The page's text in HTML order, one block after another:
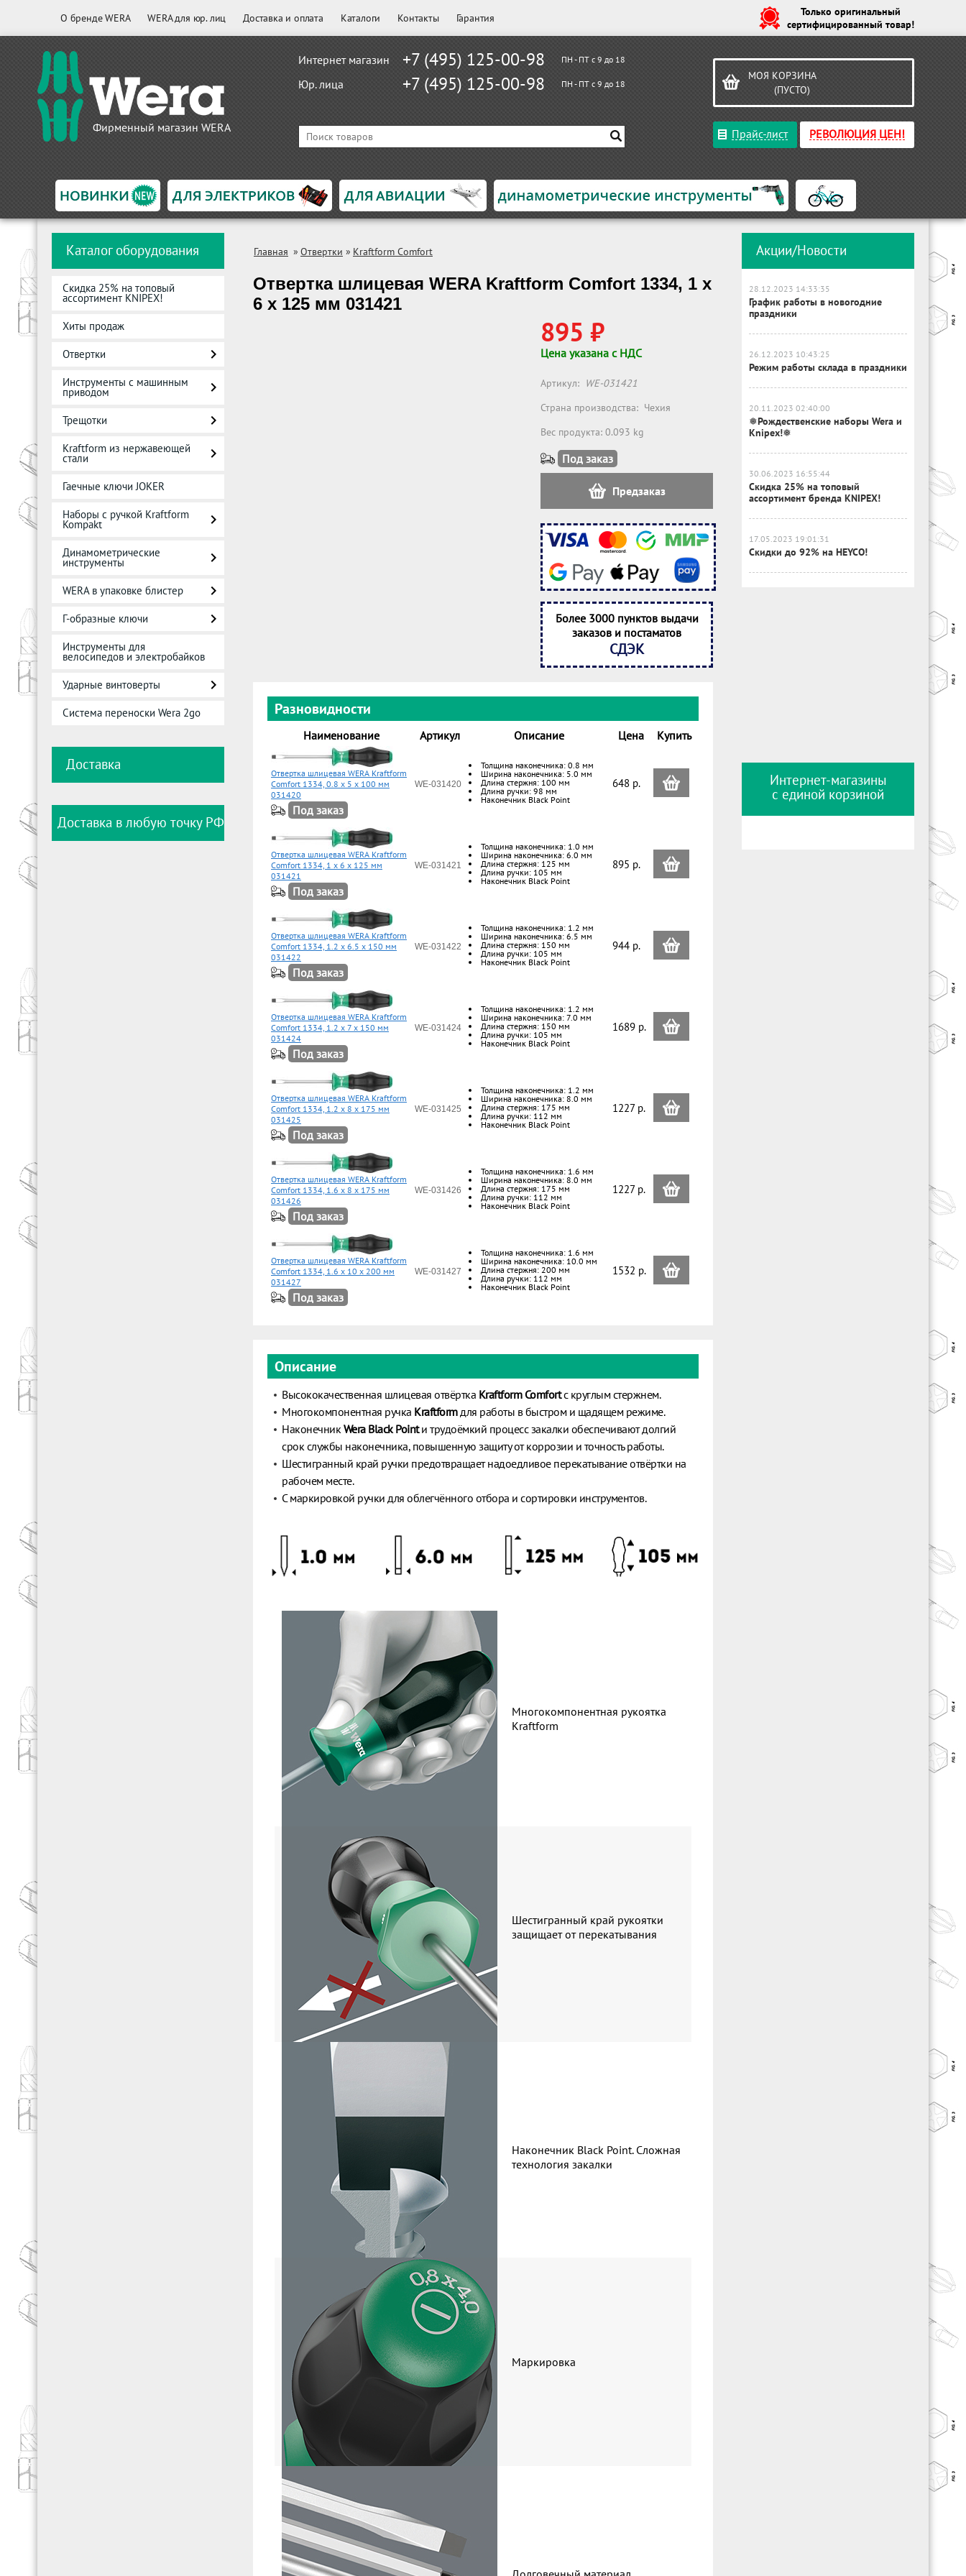
О бренде WERA WERA для юр. лиц Доставка и оплата Каталоги Контакты Гарантия
Только оригинальный
сертифицированный товар!
Фирменный магазин WERA
Интернет магазин +7 (495) 125-00-98 ПН - ПТ с 9 до 18
Юр. лица +7 (495) 125-00-98 ПН - ПТ с 9 до 18
МОЯ КОРЗИНА
(ПУСТО)
Прайс-лист РЕВОЛЮЦИЯ ЦЕН!
Каталог оборудования
Скидка 25% на топовый
ассортимент KNIPEX!
Хиты продаж
Отвертки
Инструменты с машинным
приводом
Трещотки
Kraftform из нержавеющей
стали
Гаечные ключи JOKER
Наборы с ручкой Kraftform
Kompakt
Динамометрические
инструменты
WERA в упаковке блистер
Г-образные ключи
Инструменты для
велосипедов и электробайков
Ударные винтоверты
Система переноски Wera 2go
Доставка
Доставка в любую точку РФ
Главная » Отвертки » Kraftform Comfort
Отвертка шлицевая WERA Kraftform Comfort 1334, 1 x
6 x 125 мм 031421
895 ₽
Цена указана с НДС
Артикул: WE-031421
Страна производства: Чехия
Вес продукта: 0.093 kg
Под заказ
Предзаказ
Более 3000 пунктов выдачи
заказов и постаматов
СДЭК
Разновидности
Наименование Артикул Описание Цена Купить
Отвертка шлицевая WERA Kraftform
Comfort 1334, 0.8 x 5 x 100 мм
031420
Под заказ
WE-031420
Толщина наконечника: 0.8 мм
Ширина наконечника: 5.0 мм
Длина стержня: 100 мм
Длина ручки: 98 мм
Наконечник Black Point
648 p.
Отвертка шлицевая WERA Kraftform
Comfort 1334, 1 x 6 x 125 мм
031421
Под заказ
WE-031421
Толщина наконечника: 1.0 мм
Ширина наконечника: 6.0 мм
Длина стержня: 125 мм
Длина ручки: 105 мм
Наконечник Black Point
895 p.
Отвертка шлицевая WERA Kraftform
Comfort 1334, 1.2 x 6.5 x 150 мм
031422
Под заказ
WE-031422
Толщина наконечника: 1.2 мм
Ширина наконечника: 6.5 мм
Длина стержня: 150 мм
Длина ручки: 105 мм
Наконечник Black Point
944 p.
Отвертка шлицевая WERA Kraftform
Comfort 1334, 1.2 x 7 x 150 мм
031424
Под заказ
WE-031424
Толщина наконечника: 1.2 мм
Ширина наконечника: 7.0 мм
Длина стержня: 150 мм
Длина ручки: 105 мм
Наконечник Black Point
1689 p.
Отвертка шлицевая WERA Kraftform
Comfort 1334, 1.2 x 8 x 175 мм
031425
Под заказ
WE-031425
Толщина наконечника: 1.2 мм
Ширина наконечника: 8.0 мм
Длина стержня: 175 мм
Длина ручки: 112 мм
Наконечник Black Point
1227 p.
Отвертка шлицевая WERA Kraftform
Comfort 1334, 1.6 x 8 x 175 мм
031426
Под заказ
WE-031426
Толщина наконечника: 1.6 мм
Ширина наконечника: 8.0 мм
Длина стержня: 175 мм
Длина ручки: 112 мм
Наконечник Black Point
1227 p.
Отвертка шлицевая WERA Kraftform
Comfort 1334, 1.6 x 10 x 200 мм
031427
Под заказ
WE-031427
Толщина наконечника: 1.6 мм
Ширина наконечника: 10.0 мм
Длина стержня: 200 мм
Длина ручки: 112 мм
Наконечник Black Point
1532 p.
Описание
Высококачественная шлицевая отвёртка Kraftform Comfortс круглым стержнем.
Многокомпонентная ручка Kraftformдля работы в быстром и щадящем режиме.
НаконечникWera Black Pointи трудоёмкий процесс закалки обеспечивают долгий
срок службы наконечника, повышенную защиту от коррозии и точность работы.
Шестигранный край ручки предотвращает надоедливое перекатывание отвёртки на
рабочем месте.
С маркировкой ручки для облегчённого отбора и сортировки инструментов.
Многокомпонентная рукоятка
Kraftform
Шестигранный край рукоятки
защищает от перекатывания
Наконечник Black Point. Сложная
технология закалки
Маркировка
Акции/Новости
28.12.2023 14:33:35
График работы в новогодние
праздники
26.12.2023 10:43:25
Режим работы склада в праздники
20.11.2023 02:40:00
❅Рождественские наборы Wera и
Knipex!❅
30.06.2023 16:55:44
Скидка 25% на топовый
ассортимент бренда KNIPEX!
17.05.2023 19:01:31
Скидки до 92% на HEYCO!
Интернет-магазины
с единой корзиной